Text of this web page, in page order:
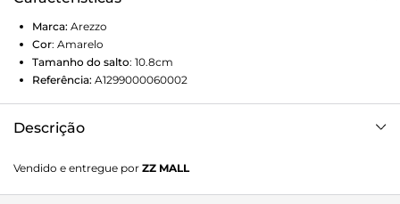
Marca: Arezzo
Cor: Amarelo
Tamanho do salto: 10.8cm
Referência: A1299000060002
Descrição
bico fino. Traz cabedal com recorte em V sobre o peito do
pé, em vinil transparente e com biqueira em couro.
Vendido e entregue por ZZ MALL